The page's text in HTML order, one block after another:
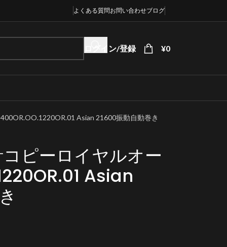
よくある質問お問い合わせブログ
ログイン/登録 ¥0
Asian 21600振動自動巻き
ピーロイヤルオー
Asian